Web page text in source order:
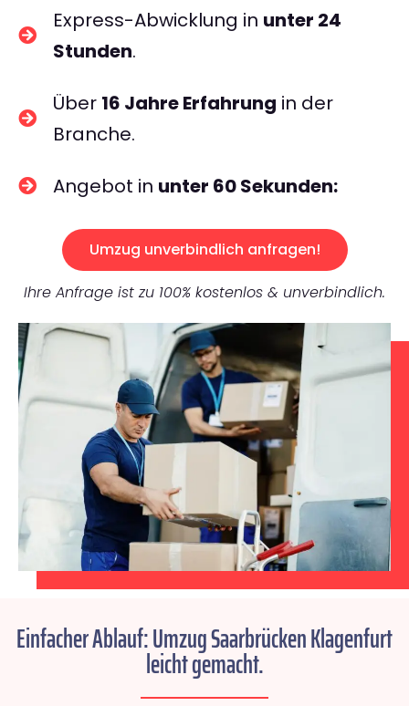
Express-Abwicklung in unter 24
Stunden.
Über 16 Jahre Erfahrung in der
Branche.
Angebot in unter 60 Sekunden:
Umzug unverbindlich anfragen!
Ihre Anfrage ist zu 100% kostenlos & unverbindlich.
Einfacher Ablauf: Umzug Saarbrücken Klagenfurt
leicht gemacht.